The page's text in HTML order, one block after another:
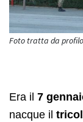
Foto tratta da
Era il 7
nacque il